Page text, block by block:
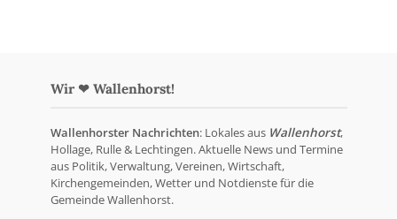
Wir ❤ Wallenhorst!
Wallenhorster Nachrichten: Lokales aus Wallenhorst,
Hollage, Rulle & Lechtingen. Aktuelle News und Termine
aus Politik, Verwaltung, Vereinen, Wirtschaft,
Kirchengemeinden, Wetter und Notdienste für die
Gemeinde Wallenhorst.